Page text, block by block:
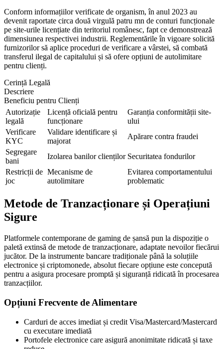
Conform informațiilor verificate de organism, în anul 2023 au
devenit raportate circa două virgulă patru mn de conturi funcționale
pe site-urile licențiate din teritoriul românesc, fapt ce demonstrează
dimensiunea respectivei industrii. Reglementările în vigoare solicită
furnizorilor să aplice proceduri de verificare a vârstei, să combată
transferul ilegal de capitalului și să ofere opțiuni de autolimitare
pentru clienți.
Cerință Legală
Descriere
Beneficiu pentru Clienți
Autorizație
legală
Licență oficială pentru
funcționare
Garanția conformității site-
ului
Verificare
KYC
Validare identificare și
majorat
Apărare contra fraudei
Segregare
bani
Izolarea banilor clienților Securitatea fondurilor
Restricții de
joc
Mecanisme de
autolimitare
Evitarea comportamentului
problematic
Metode de Tranzacționare și Operațiuni
Sigure
Platformele contemporane de gaming de șansă pun la dispoziție o
paletă extinsă de metode de tranzacționare, adaptate nevoilor fiecărui
jucător. De la instrumente bancare tradiționale până la soluțiile
electronice și criptomonede, absolut fiecare opțiune este concepută
pentru a asigura procesare promptă și siguranță ridicată în procesarea
tranzacțiilor.
Opțiuni Frecvente de Alimentare
Carduri de acces imediat și credit Visa/Mastercard/Mastercard
cu executare imediată
Portofele electronice care asigură anonimitate ridicată și taxe